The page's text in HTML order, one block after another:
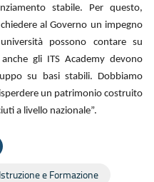
stabile. Per questo,
al Governo un impegno
possono contare su
gli ITS Academy devono
su basi stabili. Dobbiamo
un patrimonio costruito
a livello nazionale”.
e Formazione